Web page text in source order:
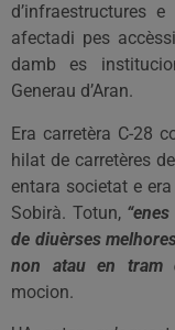
d’infraestructures
afectadi pes
damb es
Generau d’Aran.
Era carretèra C-28
hilat de carretères
entara societat e
Sobirà. Totun,
de diuèrses
non atau en tram
mocion.